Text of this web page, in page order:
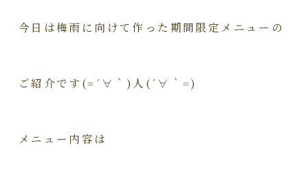
今日は梅雨に向けて作った期間限定メニューの
ご紹介です(=´∀｀)人(´∀｀=)
メニュー内容は